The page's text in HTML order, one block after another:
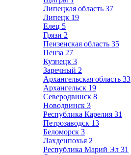
Липецкая область 37
Липецк 19
Елец 5
Грязи 2
Пензенская область 35
Пенза 27
Кузнецк 3
Заречный 2
Архангельская область 33
Архангельск 19
Северодвинск 8
Новодвинск 3
Республика Карелия 31
Петрозаводск 13
Беломорск 3
Лахденпохья 2
Республика Марий Эл 31